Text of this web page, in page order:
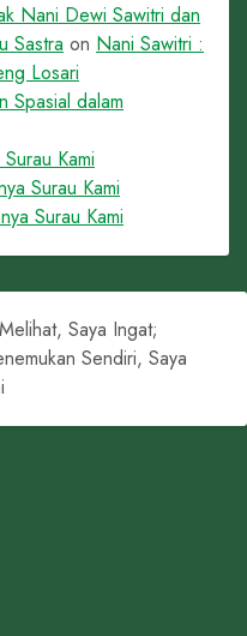
Nani Dewi Sawitri dan
Sastra on Nani Sawitri :
Losari
Spasial dalam
Kami
Surau Kami
Surau Kami
Saya Ingat;
Sendiri, Saya